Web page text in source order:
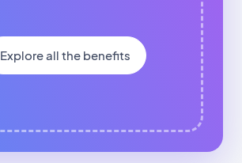
Explore all the benefits